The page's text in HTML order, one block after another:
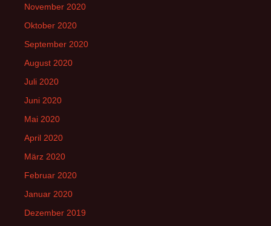
November 2020
Oktober 2020
September 2020
August 2020
Juli 2020
Juni 2020
Mai 2020
April 2020
März 2020
Februar 2020
Januar 2020
Dezember 2019